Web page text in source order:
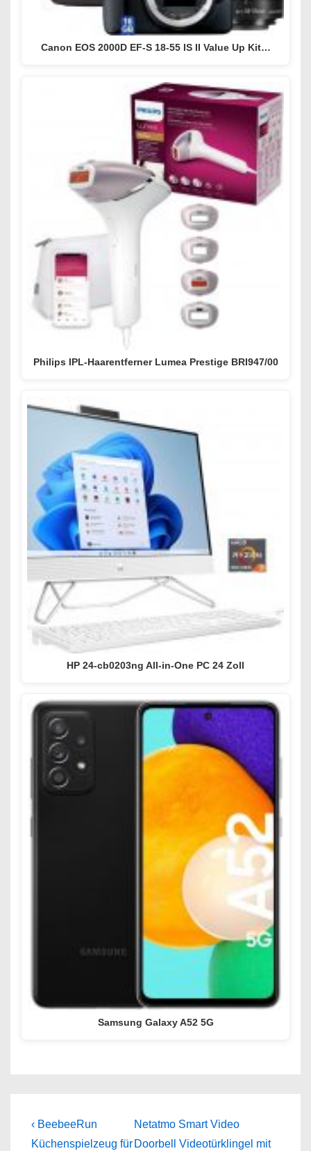
Canon EOS 2000D EF-S 18-55 IS II Value Up Kit…
Philips IPL-Haarentferner Lumea Prestige BRI947/00
HP 24-cb0203ng All-in-One PC 24 Zoll
Samsung Galaxy A52 5G
Beitragsnavigation
Previous
Post
‹ BeebeeRun
Küchenspielzeug für
Next
Post
Netatmo Smart Video
Doorbell Videotürklingel mit